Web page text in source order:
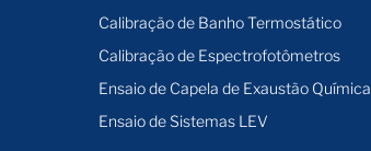
Calibração de Banho Termostático
Calibração de Espectrofotômetros
Ensaio de Capela de Exaustão Química
Ensaio de Sistemas LEV